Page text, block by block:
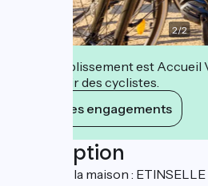
2/2
Cet établissement est Accueil
accueillir des cyclistes.
Voir ses engagements
Description
Le plus de la maison :